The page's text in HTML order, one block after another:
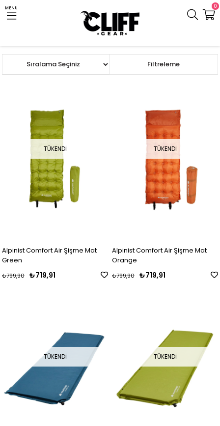
MENU 0
Filtreleme
Sıralama
TÜKENDI
Alpinist Comfort Air Şişme Mat
Green
₺719,91
₺799,90
TÜKENDI
Alpinist Comfort Air Şişme Mat
Orange
₺719,91
₺799,90
TÜKENDI TÜKENDI